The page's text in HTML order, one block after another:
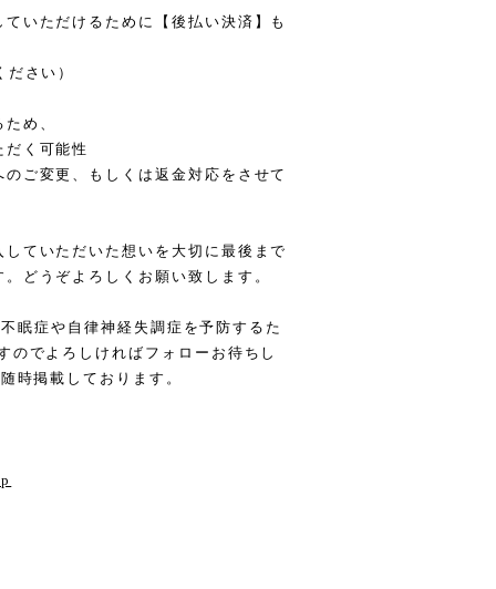
いただけるために【後払い決済】も
さい）
め、
く可能性
ご変更、もしくは返金対応をさせて
ていただいた想いを大切に最後まで
どうぞよろしくお願い致します。
眠症や自律神経失調症を予防するた
のでよろしければフォローお待ちし
時掲載しております。